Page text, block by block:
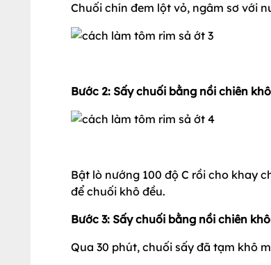
Chuối chín đem lột vỏ, ngâm sơ với
Bước 2: Sấy chuối bằng nồi chiên
Bật lò nướng 100 độ C rồi cho khay
để chuối khô đều.
Bước 3: Sấy chuối bằng nồi chiên
Qua 30 phút, chuối sấy đã tạm khô